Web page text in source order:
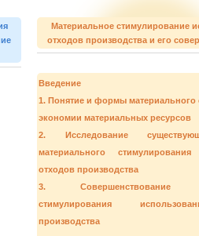
Материальное стимулирование
отходов производства и его
Введение
1. Понятие и формы материального
экономии материальных ресурсов
2. Исследование
материального стимулирования
отходов производства
3. Совершенствование
стимулирования
производства